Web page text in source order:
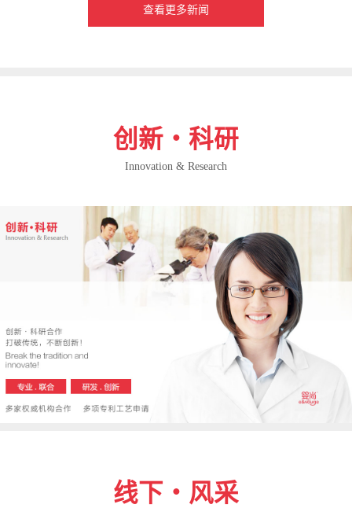
查看更多新闻
创新・科研
Innovation & Research
线下・风采